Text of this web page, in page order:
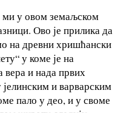
ми у овом земаљском
Ово је прилика да
на древни хришћански
у коме је на
вера и нада првих
и варварским
пало у део, и у своме